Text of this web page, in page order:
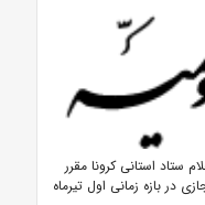
ستاد استانی کرونا مقرر
۹۸۲ به صورت مجازی در بازه زمانی اول تیرماه